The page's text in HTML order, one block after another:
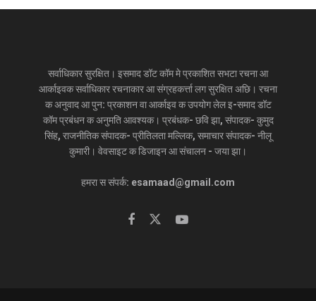
सर्वाधिकार सुरक्षित। इसमाद डॉट कॉम मे प्रकाशित सभटा रचना आ
आर्काइवक सर्वाधिकार रचनाकार आ संग्रहकर्त्ता लग सुरक्षित अछि। रचना
क अनुवाद आ पुन: प्रकाशन वा आर्काइव क उपयोग लेल इ-समाद डॉट
कॉम प्रबंधन क अनुमति आवश्यक। प्रबंधक- छवि झा, संपादक- कुमुद
सिंह, राजनीतिक संपादक- प्रीतिलता मल्लिक, समाचार संपादक- नीलू
कुमारी। वेवसाइट क डिजाइन आ संचालन - जया झा।
हमरा स संपर्क: esamaad@gmail.com